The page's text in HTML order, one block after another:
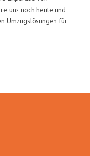
uns noch heute und
Umzugslösungen für